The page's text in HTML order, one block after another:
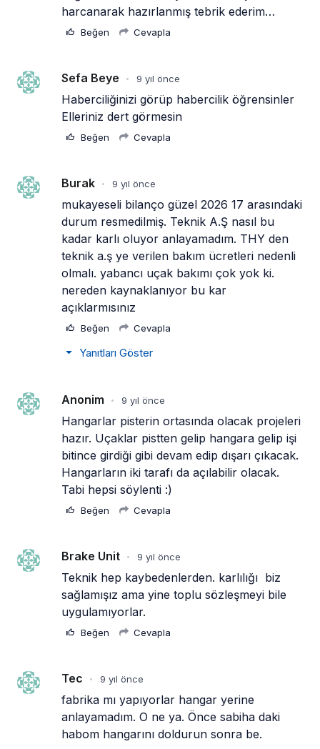
Emirates A380 yolcu rahatsızlanınca
İstanbul’a indi
İlginizi Çekebilir
10 dakika önce
Trump’ı taşıyan Marine One, yolcu
uçağına fazla yaklaştı
Emirates A380 yolcu rahatsızlanınca
İstanbul’a indi
1 saat önce